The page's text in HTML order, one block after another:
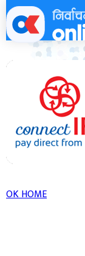
Skip
to
content
OK HOME